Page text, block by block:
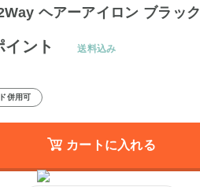
ヘアーアイロン ブラック
イント 送料込み
併用可
カートに入れる